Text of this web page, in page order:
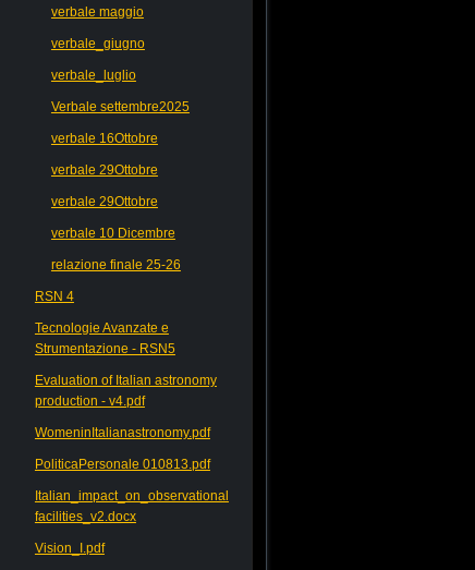
verbale maggio
verbale_giugno
verbale_luglio
Verbale settembre2025
verbale 16Ottobre
verbale 29Ottobre
verbale 29Ottobre
verbale 10 Dicembre
relazione finale 25-26
RSN 4
Tecnologie Avanzate e
Strumentazione - RSN5
Evaluation of Italian astronomy
production - v4.pdf
WomeninItalianastronomy.pdf
PoliticaPersonale 010813.pdf
Italian_impact_on_observational
facilities_v2.docx
Vision_I.pdf